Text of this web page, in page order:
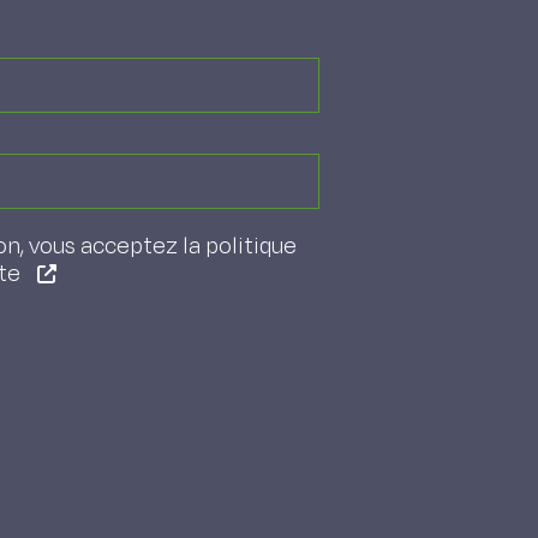
vous acceptez la politique